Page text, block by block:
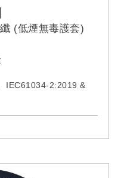
(低煙無毒護套)
IEC61034-2:2019 &